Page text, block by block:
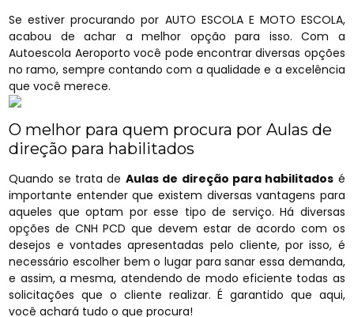
Se estiver procurando por AUTO ESCOLA E MOTO ESCOLA,
acabou de achar a melhor opção para isso. Com a
Autoescola Aeroporto você pode encontrar diversas opções
no ramo, sempre contando com a qualidade e a excelência
que você merece.
O melhor para quem procura por Aulas de
direção para habilitados
Quando se trata de Aulas de direção para habilitados é
importante entender que existem diversas vantagens para
aqueles que optam por esse tipo de serviço. Há diversas
opções de CNH PCD que devem estar de acordo com os
desejos e vontades apresentadas pelo cliente, por isso, é
necessário escolher bem o lugar para sanar essa demanda,
e assim, a mesma, atendendo de modo eficiente todas as
solicitações que o cliente realizar. É garantido que aqui,
você achará tudo o que procura!